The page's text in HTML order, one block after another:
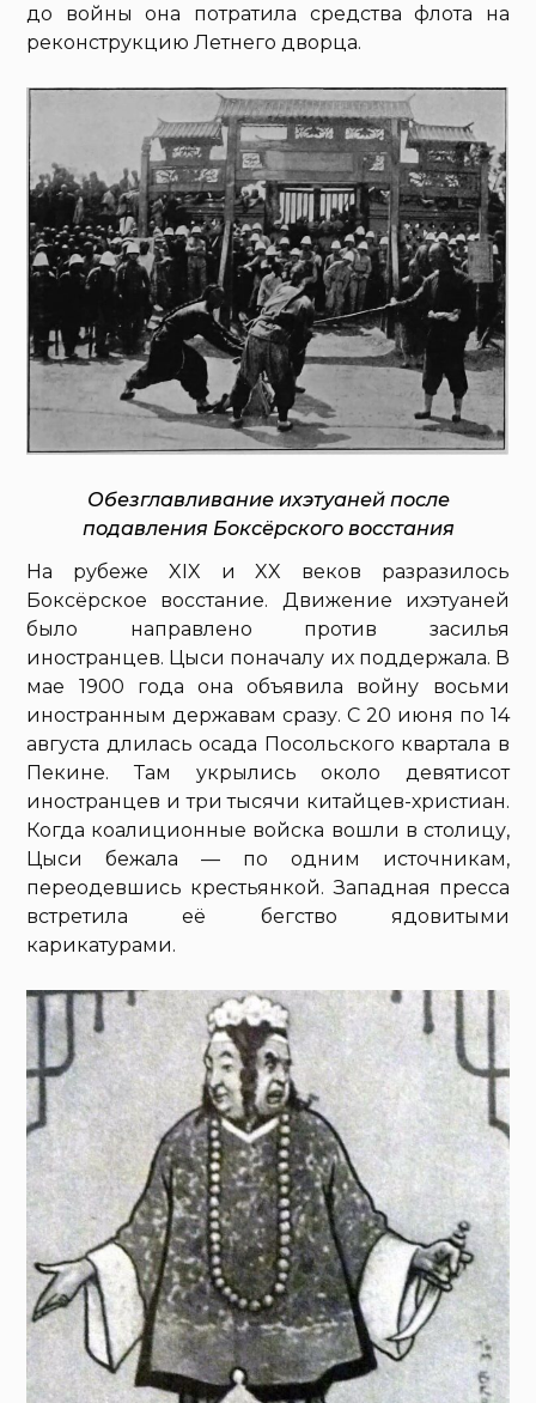
до войны она потратила средства флота на
реконструкцию Летнего дворца.
Обезглавливание ихэтуаней после
подавления Боксёрского восстания
На рубеже XIX и XX веков разразилось
Боксёрское восстание. Движение ихэтуаней
было направлено против засилья
иностранцев. Цыси поначалу их поддержала. В
мае 1900 года она объявила войну восьми
иностранным державам сразу. С 20 июня по 14
августа длилась осада Посольского квартала в
Пекине. Там укрылись около девятисот
иностранцев и три тысячи китайцев-христиан.
Когда коалиционные войска вошли в столицу,
Цыси бежала — по одним источникам,
переодевшись крестьянкой. Западная пресса
встретила её бегство ядовитыми
карикатурами.